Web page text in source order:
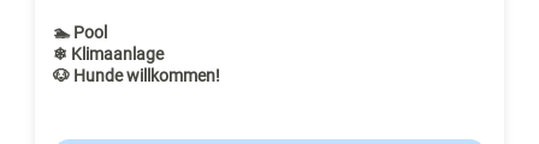
🏊 Pool
❄ Klimaanlage
🐶 Hunde willkommen!